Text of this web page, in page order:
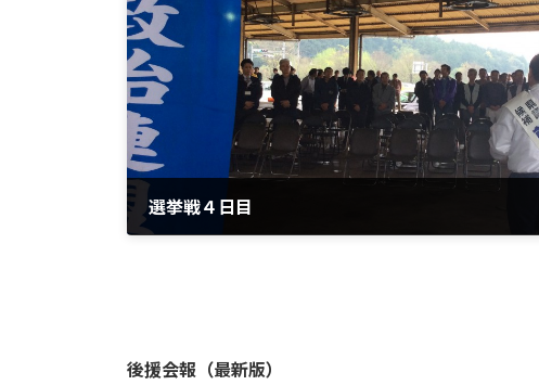
選挙戦４日目
後援会報（最新版）